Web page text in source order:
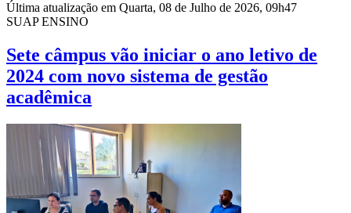
Última atualização em Quarta, 08 de Julho de 2026, 09h47
SUAP ENSINO
Sete câmpus vão iniciar o ano letivo de
2024 com novo sistema de gestão
acadêmica